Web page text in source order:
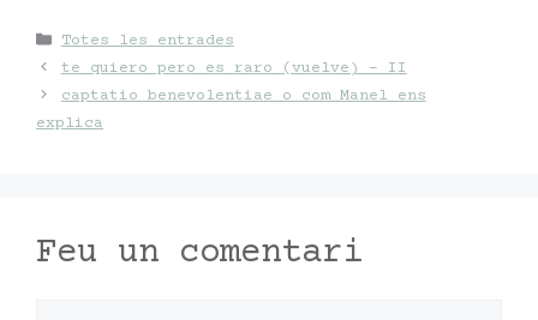
Categories
Totes les entrades
te quiero pero es raro (vuelve) – II
captatio benevolentiae o com Manel ens
explica
Feu un comentari